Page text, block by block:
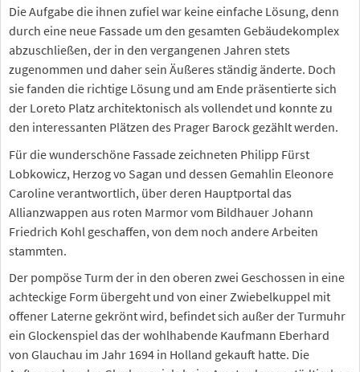
Die Aufgabe die ihnen zufiel war keine einfache Lösung, denn
durch eine neue Fassade um den gesamten Gebäudekomplex
abzuschließen, der in den vergangenen Jahren stets
zugenommen und daher sein Äußeres ständig änderte. Doch
sie fanden die richtige Lösung und am Ende präsentierte sich
der Loreto Platz architektonisch als vollendet und konnte zu
den interessanten Plätzen des Prager Barock gezählt werden.
Für die wunderschöne Fassade zeichneten Philipp Fürst
Lobkowicz, Herzog vo Sagan und dessen Gemahlin Eleonore
Caroline verantwortlich, über deren Hauptportal das
Allianzwappen aus roten Marmor vom Bildhauer Johann
Friedrich Kohl geschaffen, von dem noch andere Arbeiten
stammten.
Der pompöse Turm der in den oberen zwei Geschossen in eine
achteckige Form übergeht und von einer Zwiebelkuppel mit
offener Laterne gekrönt wird, befindet sich außer der Turmuhr
ein Glockenspiel das der wohlhabende Kaufmann Eberhard
von Glauchau im Jahr 1694 in Holland gekauft hatte. Die